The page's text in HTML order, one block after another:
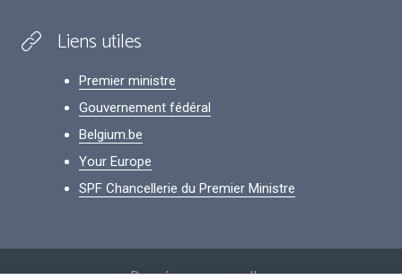
Liens utiles
Premier ministre
Gouvernement fédéral
Belgium.be
Your Europe
SPF Chancellerie du Premier Ministre